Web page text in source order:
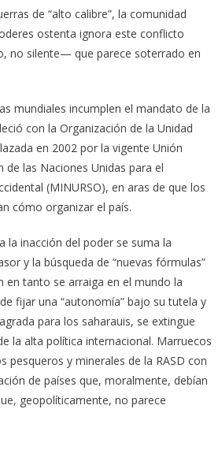
de “alto calibre”, la comunidad
ostenta ignora este conflicto
no silente— que parece soterrado en
mundiales incumplen el mandato de la
con la Organización de la Unidad
en 2002 por la vigente Unión
las Naciones Unidas para el
(MINURSO), en aras de que los
cómo organizar el país.
la inacción del poder se suma la
y la búsqueda de “nuevas fórmulas”
en tanto se arraiga en el mundo la
fijar una “autonomía” bajo su tutela y
para los saharauis, se extingue
la alta política internacional. Marruecos
pesqueros y minerales de la RASD con
de países que, moralmente, debían
geopolíticamente, no parece